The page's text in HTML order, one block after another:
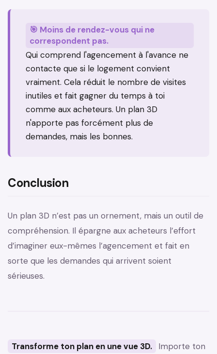
🎯 Moins de rendez-vous qui ne
correspondent pas.
Qui comprend l'agencement à l'avance ne
contacte que si le logement convient
vraiment. Cela réduit le nombre de visites
inutiles et fait gagner du temps à toi
comme aux acheteurs. Un plan 3D
n'apporte pas forcément plus de
demandes, mais les bonnes.
Conclusion
Un plan 3D n’est pas un ornement, mais un outil de
compréhension. Il épargne aux acheteurs l’effort
d’imaginer eux-mêmes l’agencement et fait en
sorte que les demandes qui arrivent soient
sérieuses.
Transforme ton plan en une vue 3D.
Importe ton